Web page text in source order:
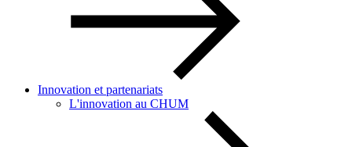
Innovation et partenariats
L'innovation au CHUM